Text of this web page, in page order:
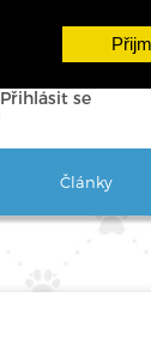
Přihlásit se
Články